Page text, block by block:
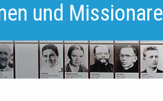
und Missionare